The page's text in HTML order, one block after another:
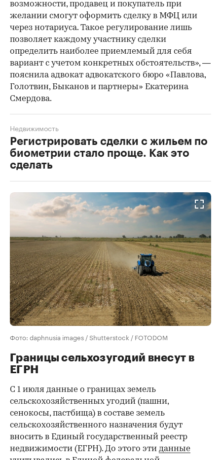
возможности, продавец и покупатель при
желании смогут оформить сделку в МФЦ или
через нотариуса. Такое регулирование лишь
позволяет каждому участнику сделки
определить наиболее приемлемый для себя
вариант с учетом конкретных обстоятельств», —
пояснила адвокат адвокатского бюро «Павлова,
Голотвин, Быканов и партнеры» Екатерина
Смердова.
Регистрировать сделки с жильем по
биометрии стало проще. Как это
сделать
Недвижимость
Фото: daphnusia images / Shutterstock / FOTODOM
Границы сельхозугодий внесут в
ЕГРН
С 1 июля данные о границах земель
сельскохозяйственных угодий (пашни,
сенокосы, пастбища) в составе земель
сельскохозяйственного назначения будут
вносить в Единый государственный реестр
недвижимости (ЕГРН). До этого эти данные